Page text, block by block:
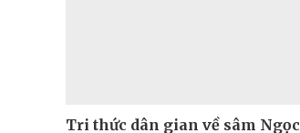
Tri thức dân gian về sâm Ngọc